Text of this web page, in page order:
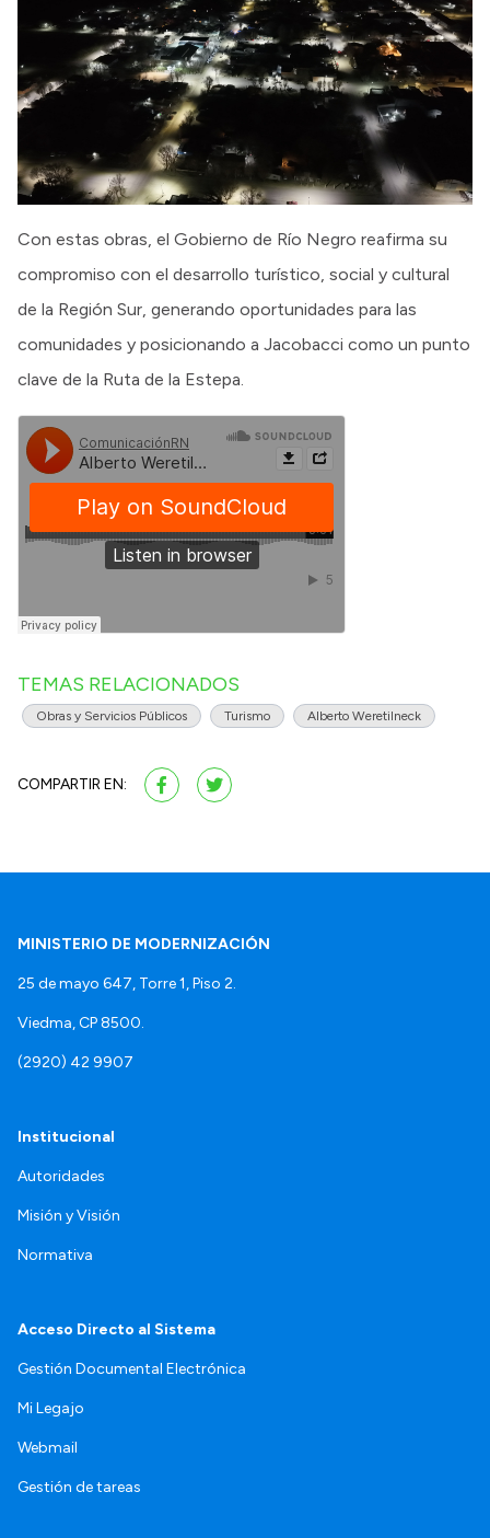
Con estas obras, el Gobierno de Río Negro reafirma su
compromiso con el desarrollo turístico, social y cultural
de la Región Sur, generando oportunidades para las
comunidades y posicionando a Jacobacci como un punto
clave de la Ruta de la Estepa.
TEMAS RELACIONADOS
Obras y Servicios Públicos Turismo Alberto Weretilneck
COMPARTIR EN:
MINISTERIO DE MODERNIZACIÓN
25 de mayo 647, Torre 1, Piso 2.
Viedma, CP 8500.
(2920) 42 9907
Institucional
Autoridades
Misión y Visión
Normativa
Acceso Directo al Sistema
Gestión Documental Electrónica
Mi Legajo
Webmail
Gestión de tareas